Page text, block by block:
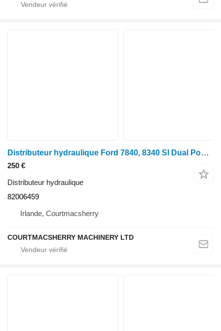
Distributeur hydraulique Ford 7840, 8340 Sl Dual Power 24x24 Valve de commande de transmission 820064 82006459 pour tracteur à roues
250 €
Distributeur hydraulique
82006459
Irlande, Courtmacsherry
COURTMACSHERRY MACHINERY LTD